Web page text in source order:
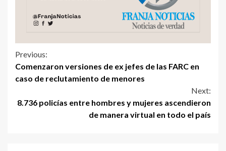
Previous:
Comenzaron versiones de ex jefes de las FARC en
caso de reclutamiento de menores
Next:
8.736 policías entre hombres y mujeres ascendieron
de manera virtual en todo el país